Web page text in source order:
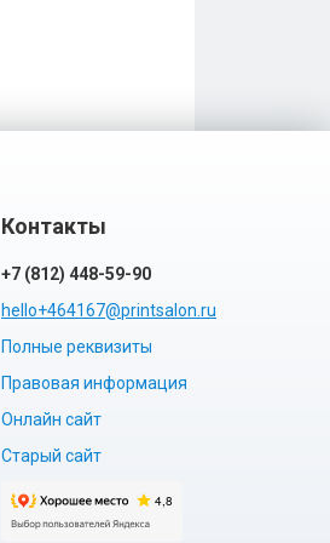
Контакты
+7 (812) 448-59-90
hello+464167@printsalon.ru
Полные реквизиты
Правовая информация
Онлайн сайт
Старый сайт